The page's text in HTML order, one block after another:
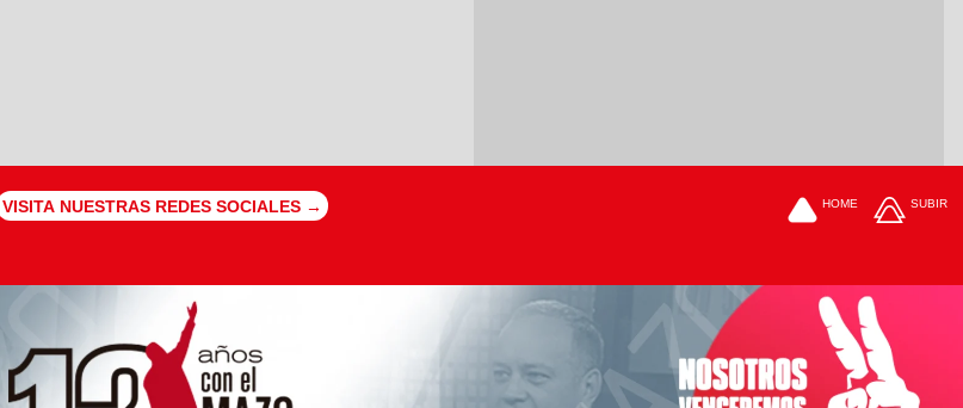
VISITA NUESTRAS REDES SOCIALES → HOME SUBIR